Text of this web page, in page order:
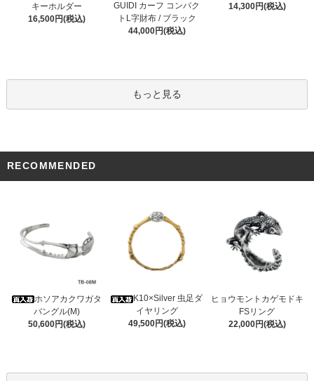
キーホルダー
16,500円(税込)
GUIDI カーフ コンパク
トL字財布 / ブラック
44,000円(税込)
14,300円(税込)
もっと見る
RECOMMENDED
ホソアカクワガタ
バングル(M)
50,600円(税込)
K10×Silver 虫足ダ
イヤリング
49,500円(税込)
ヒョウモントカゲモドキ
FSリング
22,000円(税込)